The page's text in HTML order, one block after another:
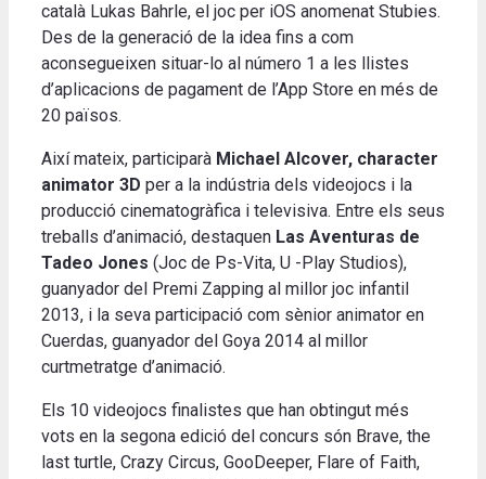
català Lukas Bahrle, el joc per iOS anomenat Stubies.
Des de la generació de la idea fins a com
aconsegueixen situar-lo al número 1 a les llistes
d’aplicacions de pagament de l’App Store en més de
20 països.
Així mateix, participarà Michael Alcover, character
animator 3D per a la indústria dels videojocs i la
producció cinematogràfica i televisiva. Entre els seus
treballs d’animació, destaquen Las Aventuras de
Tadeo Jones (Joc de Ps-Vita, U -Play Studios),
guanyador del Premi Zapping al millor joc infantil
2013, i la seva participació com sènior animator en
Cuerdas, guanyador del Goya 2014 al millor
curtmetratge d’animació.
Els 10 videojocs finalistes que han obtingut més
vots en la segona edició del concurs són Brave, the
last turtle, Crazy Circus, GooDeeper, Flare of Faith,